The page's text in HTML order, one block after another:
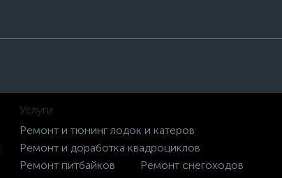
Услуги
Ремонт и тюнинг лодок и катеров
Ремонт и доработка квадроциклов
Ремонт питбайков
Ремонт снегоходов